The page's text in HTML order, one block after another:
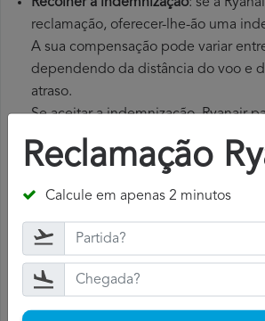
Recolher a indemnização: se a
reclamação, oferecer-lhe-ão uma
A sua compensação pode variar
dependendo da distância do voo e
atraso.
Se aceitar a indemnização, Ryanair
de 15 dias.
Verificar
Reclamação
Calcule em apenas 2 minutos